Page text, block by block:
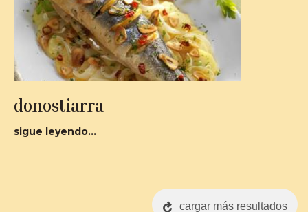
donostiarra
sigue leyendo...
cargar más resultados